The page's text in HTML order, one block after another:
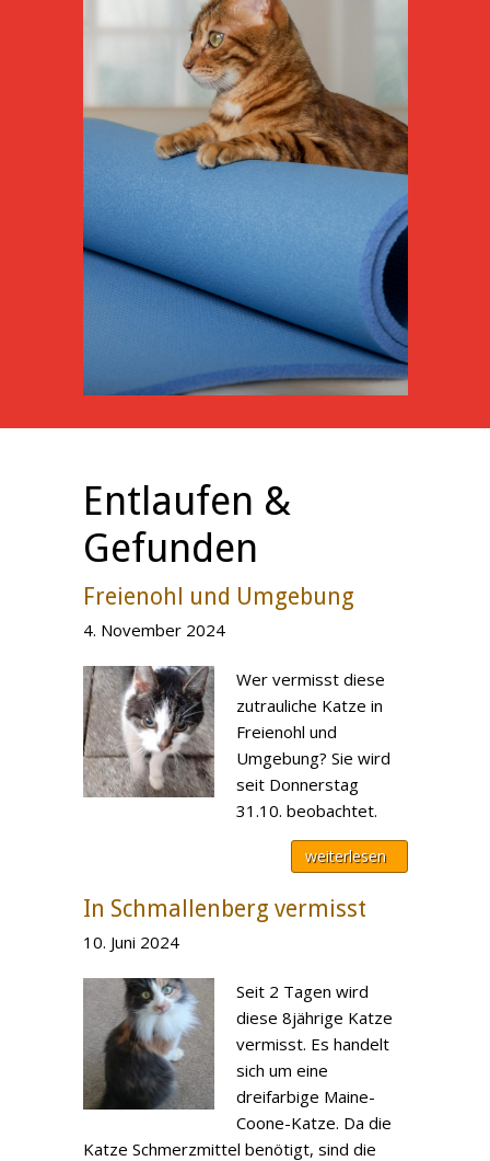
Entlaufen &
Gefunden
Freienohl und Umgebung
4. November 2024
Wer vermisst diese
zutrauliche Katze in
Freienohl und
Umgebung? Sie wird
seit Donnerstag
31.10. beobachtet.
weiterlesen
In Schmallenberg vermisst
10. Juni 2024
Seit 2 Tagen wird
diese 8jährige Katze
vermisst. Es handelt
sich um eine
dreifarbige Maine-
Coone-Katze. Da die
Katze Schmerzmittel benötigt, sind die